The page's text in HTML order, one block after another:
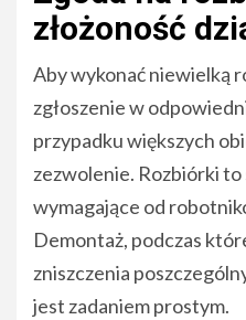
złożoność
Aby wykonać niewielką
zgłoszenie w
przypadku większych
zezwolenie. Rozbiórki to
wymagające od
Demontaż, podczas
zniszczenia
jest zadaniem prostym.